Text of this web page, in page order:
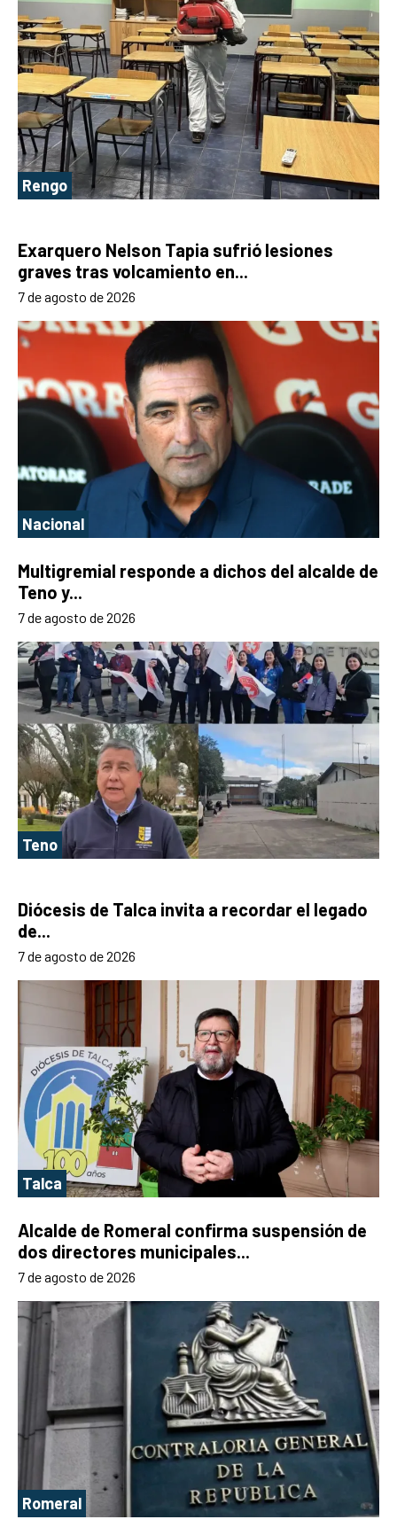
Rengo
Exarquero Nelson Tapia sufrió lesiones
graves tras volcamiento en...
7 de agosto de 2026
Nacional
Multigremial responde a dichos del alcalde de
Teno y...
7 de agosto de 2026
Teno
Diócesis de Talca invita a recordar el legado
de...
7 de agosto de 2026
Talca
Alcalde de Romeral confirma suspensión de
dos directores municipales...
7 de agosto de 2026
Romeral